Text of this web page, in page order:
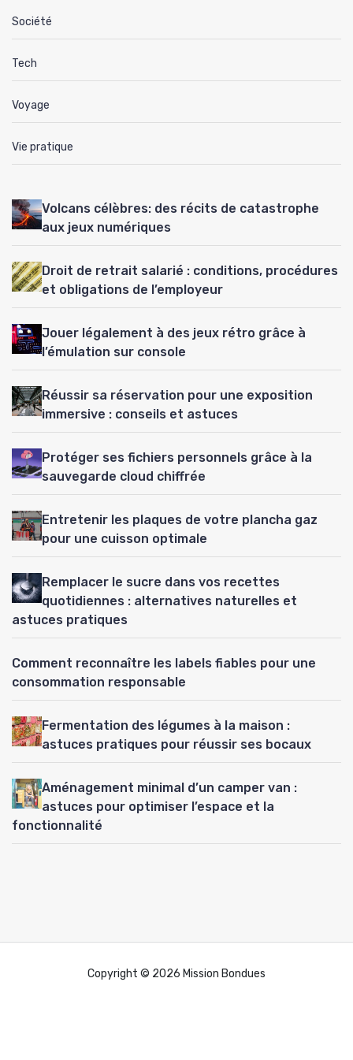
Société
Tech
Voyage
Vie pratique
Volcans célèbres: des récits de catastrophe
aux jeux numériques
Droit de retrait salarié : conditions, procédures
et obligations de l’employeur
Jouer légalement à des jeux rétro grâce à
l’émulation sur console
Réussir sa réservation pour une exposition
immersive : conseils et astuces
Protéger ses fichiers personnels grâce à la
sauvegarde cloud chiffrée
Entretenir les plaques de votre plancha gaz
pour une cuisson optimale
Remplacer le sucre dans vos recettes
quotidiennes : alternatives naturelles et
astuces pratiques
Comment reconnaître les labels fiables pour une
consommation responsable
Fermentation des légumes à la maison :
astuces pratiques pour réussir ses bocaux
Aménagement minimal d’un camper van :
astuces pour optimiser l’espace et la
fonctionnalité
Copyright © 2026 Mission Bondues